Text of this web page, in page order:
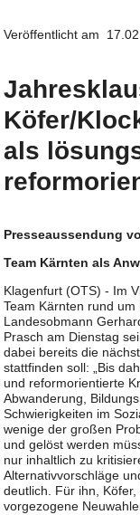
Veröffentlicht am
Köfer/
als
Presseaussendung
Team Kärnten als
Klagenfurt (OTS) - Im
Team Kärnten rund
Landesobmann
Prasch am Dienstag
dabei bereits die
stattfinden soll: „Bis
und reformorientierte
Abwanderung,
Schwierigkeiten im
wenige der großen
und gelöst werden
nur inhaltlich zu
Alternativvorschläge
deutlich. Für ihn,
vorgezogene